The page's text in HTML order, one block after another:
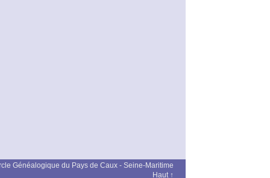
Généalogique du Pays de Caux - Seine-Maritime
Haut ↑